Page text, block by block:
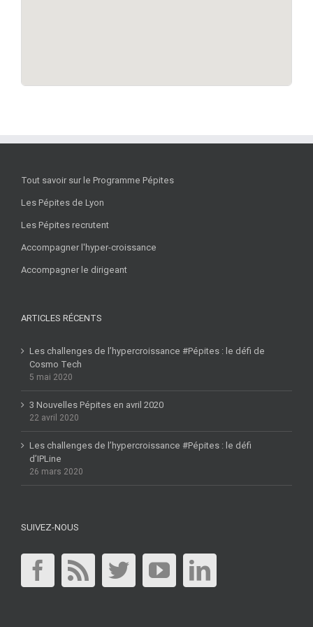
Tout savoir sur le Programme Pépites
Les Pépites de Lyon
Les Pépites recrutent
Accompagner l'hyper-croissance
Accompagner le dirigeant
ARTICLES RÉCENTS
Les challenges de l’hypercroissance #Pépites : le défi de
Cosmo Tech
5 mai 2020
3 Nouvelles Pépites en avril 2020
22 avril 2020
Les challenges de l’hypercroissance #Pépites : le défi
d’IPLine
26 mars 2020
SUIVEZ-NOUS